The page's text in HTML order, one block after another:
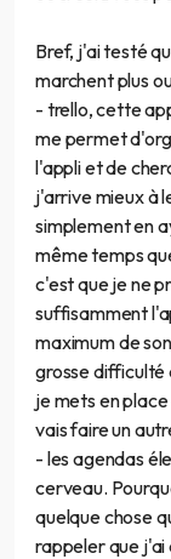
Bref, j'ai testé
marchent plus
- trello, cette
me permet
l'appli et de
j'arrive mieux à
simplement en
même temps
c'est que je ne
suffisamment
maximum de
grosse difficulté
je mets en
vais faire un
- les agendas
cerveau.
quelque chose
rappeler que j'ai